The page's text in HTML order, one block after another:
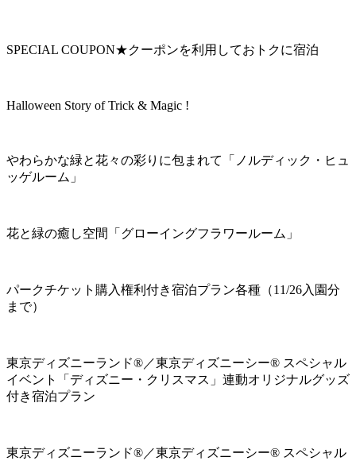
SPECIAL COUPON★クーポンを利用しておトクに宿泊
Halloween Story of Trick & Magic !
やわらかな緑と花々の彩りに包まれて「ノルディック・ヒュ
ッゲルーム」
花と緑の癒し空間「グローイングフラワールーム」
パークチケット購入権利付き宿泊プラン各種（11/26入園分
まで）
東京ディズニーランド®／東京ディズニーシー® スペシャル
イベント「ディズニー・クリスマス」連動オリジナルグッズ
付き宿泊プラン
東京ディズニーランド®／東京ディズニーシー® スペシャル